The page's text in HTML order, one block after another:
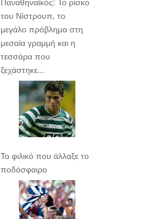
του Νίστρουπ, το
μεγάλο πρόβλημα στη
μεσαία γραμμή και η
τεσσάρα που
ξεχάστηκε…
Το φιλικό που άλλαξε το
ποδόσφαιρο